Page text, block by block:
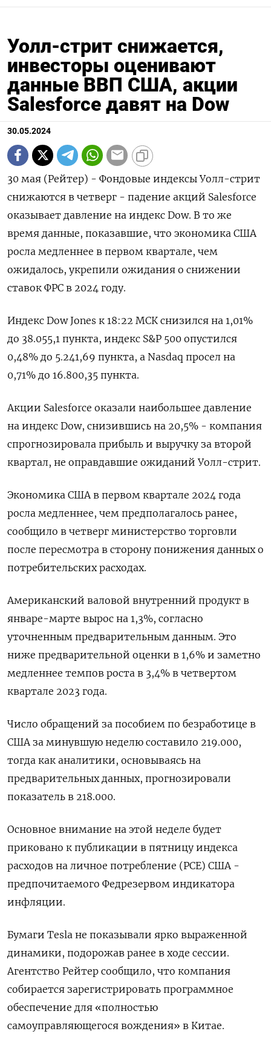
Уолл-стрит снижается,
инвесторы оценивают
данные ВВП США, акции
Salesforce давят на Dow
30.05.2024
30 мая (Рейтер) - Фондовые индексы Уолл-стрит
снижаются в четверг - падение акций Salesforce
оказывает давление на индекс Dow. В то же
время данные, показавшие, что экономика США
росла медленнее в первом квартале, чем
ожидалось, укрепили ожидания о снижении
ставок ФРС в 2024 году.
Индекс Dow Jones к 18:22 МСК снизился на 1,01%
до 38.055,1 пункта, индекс S&P 500 опустился
0,48% до 5.241,69​ пункта, а Nasdaq просел на
0,71% до 16.800,35 пункта.
Акции Salesforce оказали наибольшее давление
на индекс Dow, снизившись на 20,5% - компания
спрогнозировала прибыль и выручку за второй
квартал, не оправдавшие ожиданий Уолл-стрит.
Экономика США в первом квартале 2024 года
росла медленнее, чем предполагалось ранее,
сообщило в четверг министерство торговли
после пересмотра в сторону понижения данных о
потребительских расходах.
Американский валовой внутренний продукт в
январе-марте вырос на 1,3%, согласно
уточненным предварительным данным. Это
ниже предварительной оценки в 1,6% и заметно
медленнее темпов роста в 3,4% в четвертом
квартале 2023 года.
Число обращений за пособием по безработице в
США за минувшую неделю составило 219.000​​,
тогда как аналитики, основываясь на
предварительных данных, прогнозировали
показатель в 218.000.
Основное внимание на этой неделе будет
приковано к публикации в пятницу индекса
расходов на личное потребление (PCE) США -
предпочитаемого Федрезервом индикатора
инфляции.
Бумаги Tesla не показывали ярко выраженной
динамики, подорожав ранее в ходе сессии.
Агентство Рейтер сообщило, что компания
собирается зарегистрировать программное
обеспечение для «полностью
самоуправляющегося вождения» в Китае.